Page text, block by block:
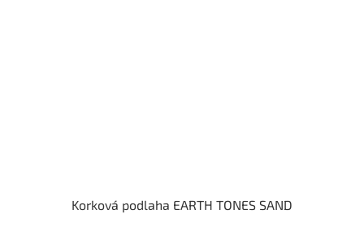
Korková podlaha EARTH TONES SAND